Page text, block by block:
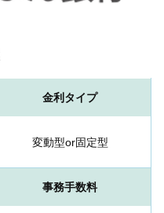
金利タイプ
変動型or固定型
事務手数料